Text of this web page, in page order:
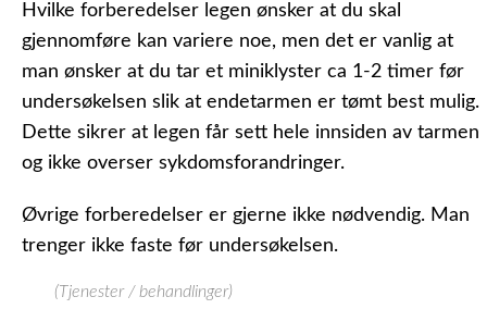
Hvilke forberedelser legen ønsker at du skal
gjennomføre kan variere noe, men det er vanlig at
man ønsker at du tar et miniklyster ca 1-2 timer før
undersøkelsen slik at endetarmen er tømt best mulig.
Dette sikrer at legen får sett hele innsiden av tarmen
og ikke overser sykdomsforandringer.
Øvrige forberedelser er gjerne ikke nødvendig. Man
trenger ikke faste før undersøkelsen.
(Tjenester / behandlinger)